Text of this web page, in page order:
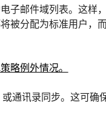
子邮件域列表。这样
被分配为标准用户，
略例外情况。
通讯录同步。这可确